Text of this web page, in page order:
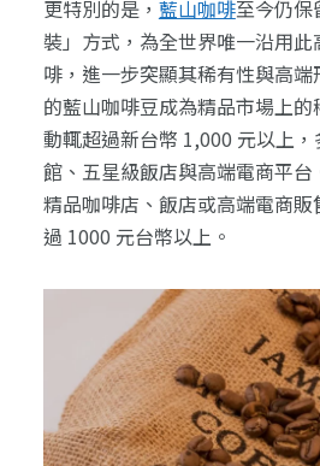
更特別的是， 藍山咖啡至今仍保
裝」方式，為全世界唯一沿用
啡，進一步突顯其稀有性與高
的藍山咖啡豆成為精品市場上
動輒超過新台幣 1,000 元以上
館、五星級飯店與高端電商平
精品咖啡店、飯店或高端電商
過 1000 元台幣以上。